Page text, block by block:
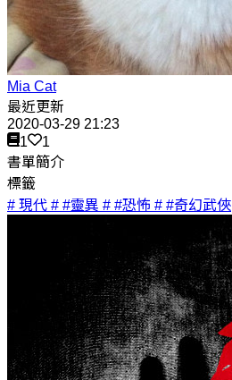
Mia Cat
最近更新
2020-03-29 21:23
1
1
書單簡介
標籤
# 現代 # #靈異 # #恐怖 # #奇幻武俠